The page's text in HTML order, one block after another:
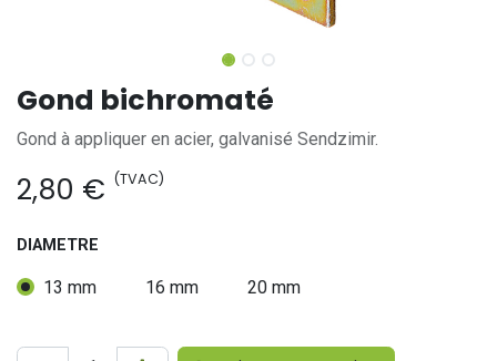
Gond bichromaté
Gond à appliquer en acier, galvanisé Sendzimir.
2,80 € (TVAC)
DIAMETRE
13 mm 16 mm 20 mm